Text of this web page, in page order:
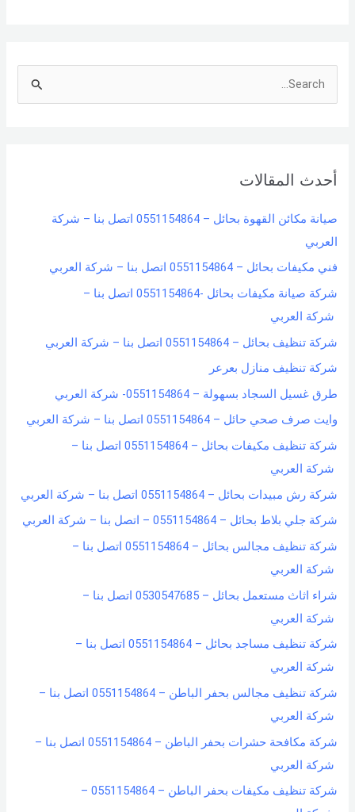
c
f
o
r
:
أحدث المقالات
صيانة مكائن القهوة بحائل – 0551154864 اتصل بنا – شركة
العربي
فني مكيفات بحائل – 0551154864 اتصل بنا – شركة العربي
شركة صيانة مكيفات بحائل -0551154864 اتصل بنا –
شركة العربي
شركة تنظيف بحائل – 0551154864 اتصل بنا – شركة العربي
شركة تنظيف منازل بعرعر
طرق غسيل السجاد بسهولة – 0551154864- شركة العربي
وايت صرف صحي حائل – 0551154864 اتصل بنا – شركة العربي
شركة تنظيف مكيفات بحائل – 0551154864 اتصل بنا –
شركة العربي
شركة رش مبيدات بحائل – 0551154864 اتصل بنا – شركة العربي
شركة جلي بلاط بحائل – 0551154864 – اتصل بنا – شركة العربي
شركة تنظيف مجالس بحائل – 0551154864 اتصل بنا –
شركة العربي
شراء اثاث مستعمل بحائل – 0530547685 اتصل بنا –
شركة العربي
شركة تنظيف مساجد بحائل – 0551154864 اتصل بنا –
شركة العربي
شركة تنظيف مجالس بحفر الباطن – 0551154864 اتصل بنا –
شركة العربي
شركة مكافحة حشرات بحفر الباطن – 0551154864 اتصل بنا –
شركة العربي
شركة تنظيف مكيفات بحفر الباطن – 0551154864 –